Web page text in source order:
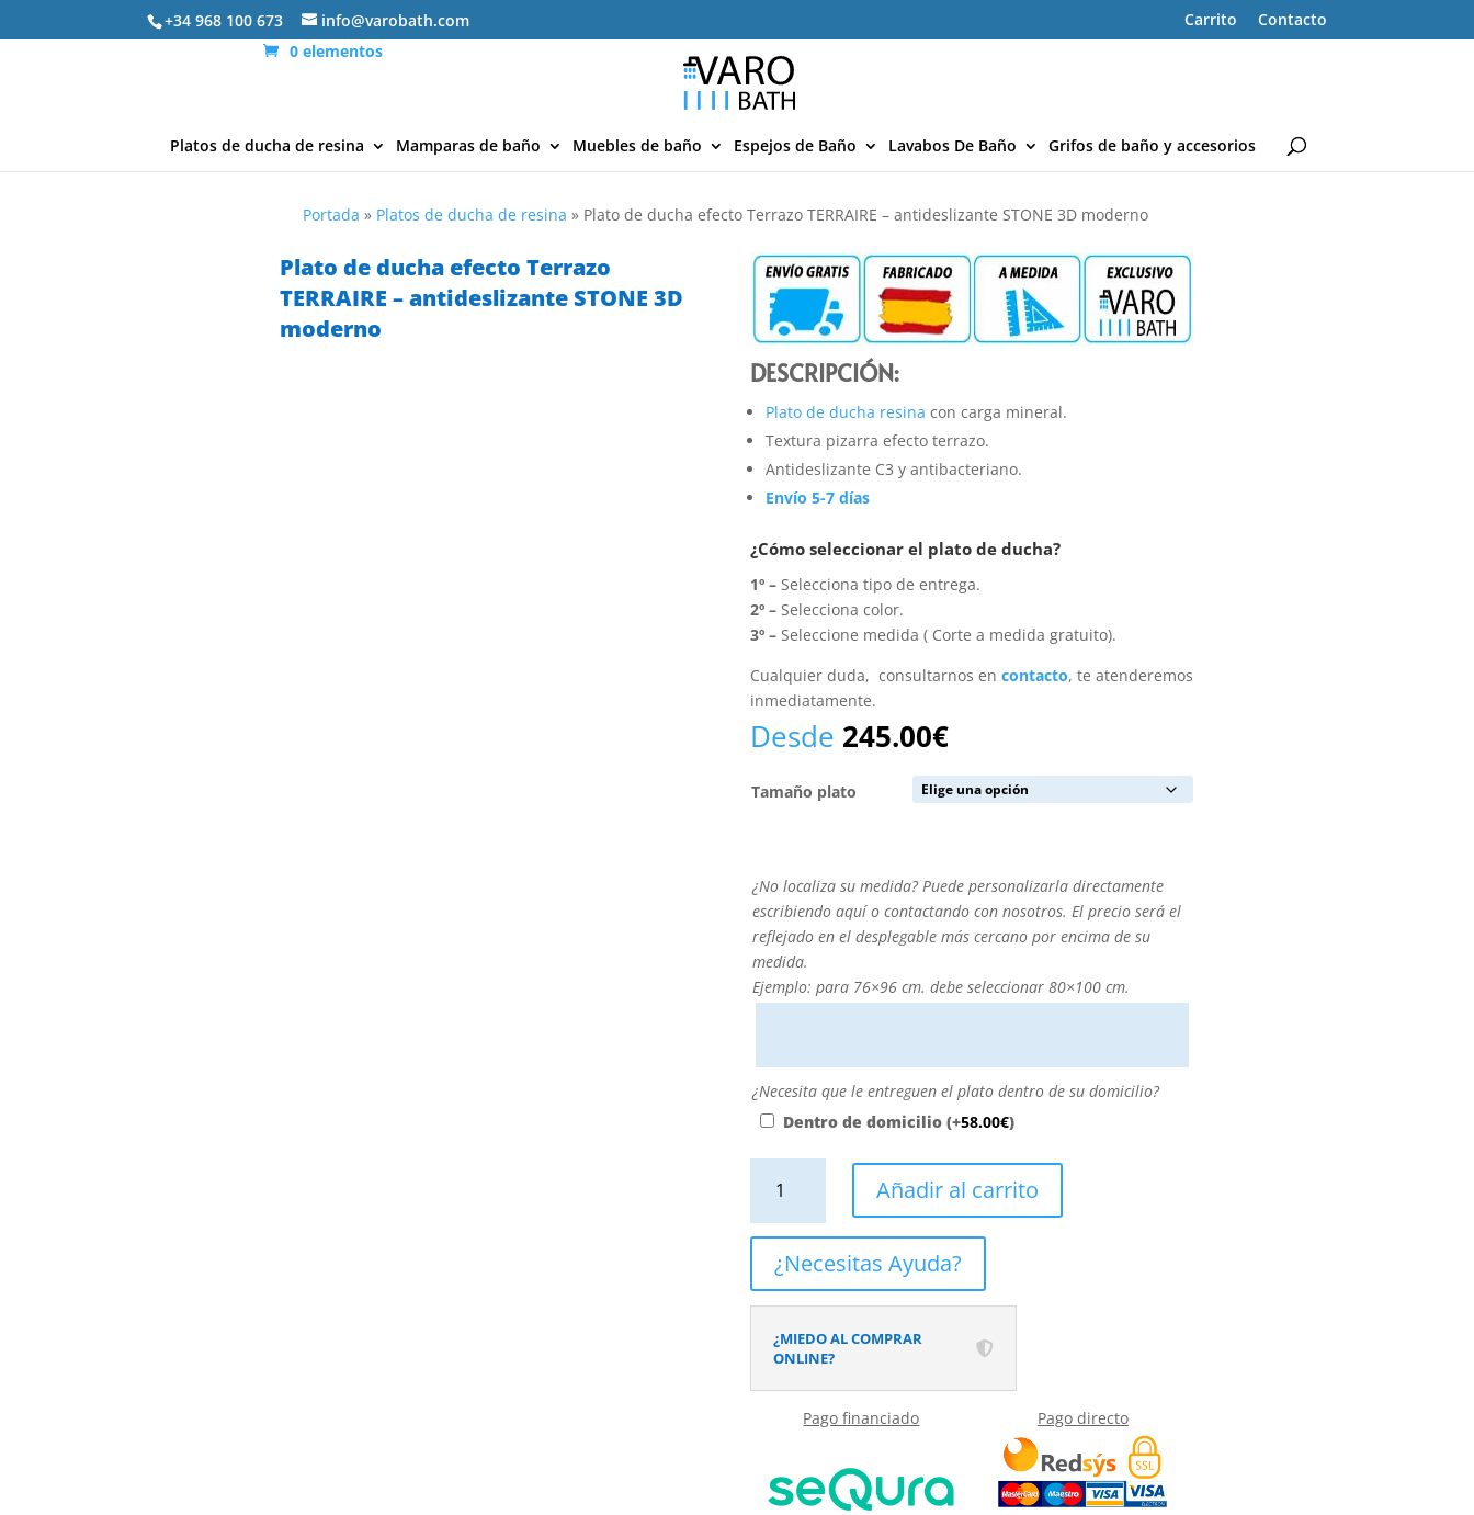
+34 968 100 673 info@varobath.com Carrito
Contacto
0 elementos
Platos de ducha de resina Mamparas de baño Muebles de baño Espejos de Baño Lavabos De Baño Grifos de baño y accesorios
Portada » Platos de ducha de resina » Plato de ducha efecto Terrazo TERRAIRE – antideslizante STONE 3D moderno
Plato de ducha efecto Terrazo
TERRAIRE – antideslizante STONE 3D
moderno
DESCRIPCIÓN:
Plato de ducha resina con carga mineral.
Textura pizarra efecto terrazo.
Antideslizante C3 y antibacteriano.
Envío 5-7 días
¿Cómo seleccionar el plato de ducha?
1º – Selecciona tipo de entrega.
2º – Selecciona color.
3º – Seleccione medida ( Corte a medida gratuito).
Cualquier duda, consultarnos encontacto, te atenderemos
inmediatamente.
Desde 245.00€
Tamaño plato
¿No
localiza
su
medida?
Puede
escribiendo
aquí
o
con
nosotros.
precio
será
el
desplegable
su
¿No localiza su medida? Puede personalizarla directamente
escribiendo aquí o contactando con nosotros. El precio será el
reflejado en el desplegable más cercano por encima de su
medida.
Ejemplo: para 76×96 cm. debe seleccionar 80×100 cm.
¿Necesita
que
dentro
su
¿Necesita que le entreguen el plato dentro de su domicilio?
Dentro de domicilio(+58.00€)
ducha
efecto
Terrazo
TERRAIRE
antideslizante
3D
moderno
Añadir al carrito
¿Necesitas Ayuda?
¿MIEDO AL COMPRAR
ONLINE?
Pago financiado Pago directo